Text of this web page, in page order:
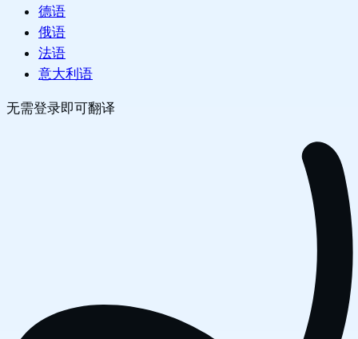
德语
俄语
法语
意大利语
无需登录即可翻译